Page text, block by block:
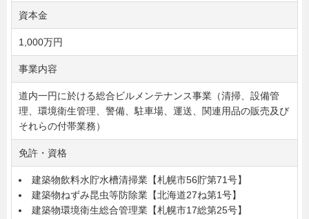
資本金
1,000万円
事業内容
道内一円に於ける総合ビルメンテナンス事業（清掃、設備管
理、環境衛生管理、警備、駐車場、運送、関連用品の販売及び
それらの付帯業務）
免許・資格
建築物飲料水貯水槽清掃業【札幌市56貯第71号】
建築物ねずみ昆虫等防除業【北海道27ね第1号】
建築物環境衛生総合管理業【札幌市17総第25号】